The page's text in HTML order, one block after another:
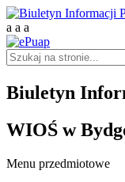
a a a
Biuletyn
WIOŚ w
Menu przedmiotowe